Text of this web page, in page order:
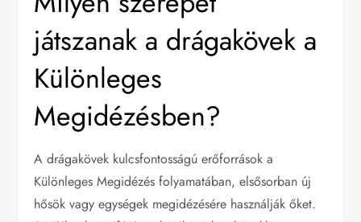
játszanak a drágakövek a
Különleges
Megidézésben?
A drágakövek kulcsfontosságú erőforrások a
Különleges Megidézés folyamatában, elsősorban új
hősök vagy egységek megidézésére használják őket.